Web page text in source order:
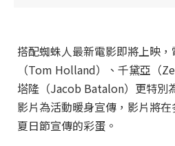
搭配蜘蛛人最新電影即將上映
（Tom Holland）、千黛亞（
塔隆（Jacob Batalon）更特別
影片為活動暖身宣傳，影片將
夏日節宣傳的彩蛋。